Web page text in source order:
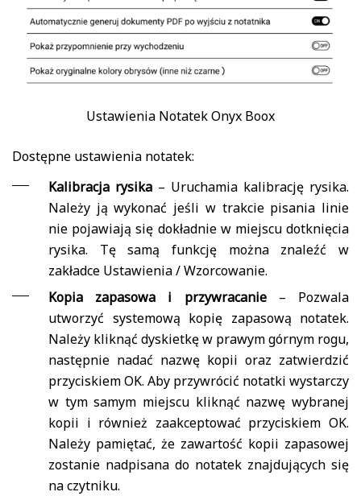
Ustawienia Notatek Onyx Boox
Dostępne ustawienia notatek:
Kalibracja rysika – Uruchamia kalibrację rysika.
Należy ją wykonać jeśli w trakcie pisania linie
nie pojawiają się dokładnie w miejscu dotknięcia
rysika. Tę samą funkcję można znaleźć w
zakładce Ustawienia / Wzorcowanie.
Kopia zapasowa i przywracanie– Pozwala
utworzyć systemową kopię zapasową notatek.
Należy kliknąć dyskietkę w prawym górnym rogu,
następnie nadać nazwę kopii oraz zatwierdzić
przyciskiem OK. Aby przywrócić notatki wystarczy
w tym samym miejscu kliknąć nazwę wybranej
kopii i również zaakceptować przyciskiem OK.
Należy pamiętać, że zawartość kopii zapasowej
zostanie nadpisana do notatek znajdujących się
na czytniku.